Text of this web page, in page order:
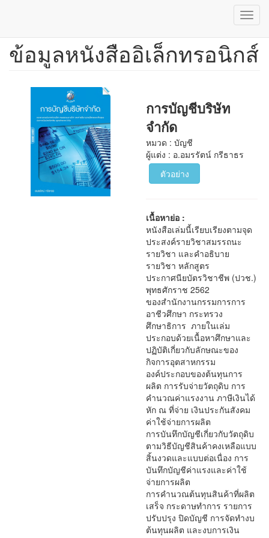
ข้าม
ข้อมูลหนังสืออิเล็กทรอนิกส์
การบัญชีบริษัท
จำกัด
หมวด : บัญชี
ผู้แต่ง : อ.อมรรัตน์ กรีธาธร
ตัวอย่าง
เนื้อหาย่อ :
หนังสือเล่มนี้เรียบเรียงตามจุด
ประสงค์รายวิชาสมรรถนะ
รายวิชา และคำอธิบาย
รายวิชา หลักสูตร
ประกาศนียบัตรวิชาชีพ (ปวช.)
พุทธศักราช 2562
ของสำนักงานกรรมการการ
อาชีวศึกษา กระทรวง
ศึกษาธิการ ภายในเล่ม
ประกอบด้วยเนื้อหาศึกษาและ
ปฏิบัติเกี่ยวกับลักษณะของ
กิจการอุตสาหกรรม
องค์ประกอบของต้นทุนการ
ผลิต การรับจ่ายวัตถุดิบ การ
คำนวณค่าแรงงาน ภาษีเงินได้
หัก ณ ที่จ่าย เงินประกันสังคม
ค่าใช้จ่ายการผลิต
การบันทึกบัญชีเกี่ยวกับวัตถุดิบ
ตามวิธีบัญชีสินค้าคงเหลือแบบ
สิ้นงวดและแบบต่อเนื่อง การ
บันทึกบัญชีค่าแรงและค่าใช้
จ่ายการผลิต
การคำนวณต้นทุนสินค้าที่ผลิต
เสร็จ กระดาษทำการ รายการ
ปรับปรุง ปิดบัญชี การจัดทำงบ
ต้นทุนผลิต และงบการเงิน